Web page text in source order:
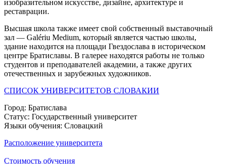
изобразительном искусстве, дизайне, архитектуре и
реставрации.
Высшая школа также имеет свой собственный выставочный
зал — Galériu Medium, который является частью школы,
здание находится на площади Гвездослава в историческом
центре Братиславы. В галерее находятся работы не только
студентов и преподавателей академии, а также других
отечественных и зарубежных художников.
СПИСОК УНИВЕРСИТЕТОВ СЛОВАКИИ
Город: Братислава
Статус: Государственный университет
Языки обучения: Словацкий
Расположение университета
Стоимость обучения